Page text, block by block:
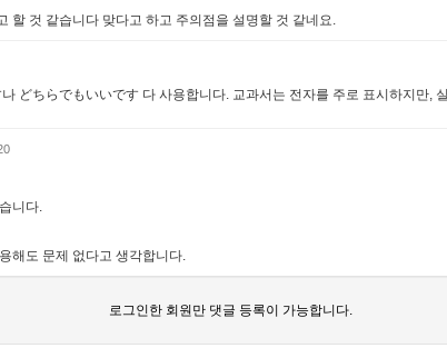
할 것 같습니다 맞다고 하고 주의점을 설명할 것 같네요.
どちらでもいいです 다 사용합니다. 교과서는 전자를 주로 표시하지만,
니다.
해도 문제 없다고 생각합니다.
로그인한 회원만 댓글 등록이 가능합니다.